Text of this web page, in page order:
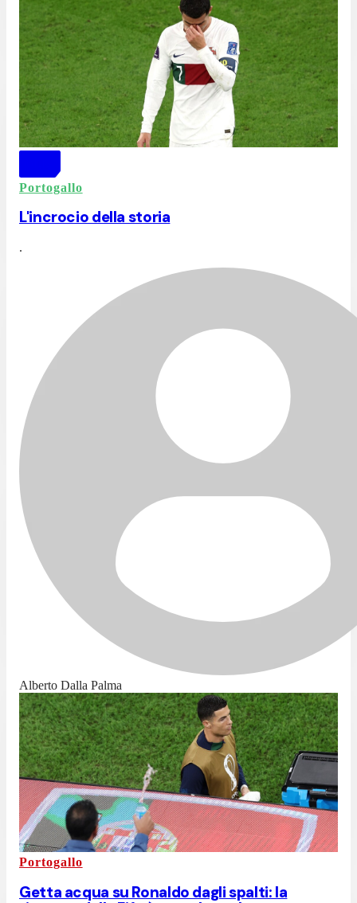
Portogallo
L'incrocio della storia
.
Alberto Dalla Palma
Portogallo
Getta acqua su Ronaldo dagli spalti: la